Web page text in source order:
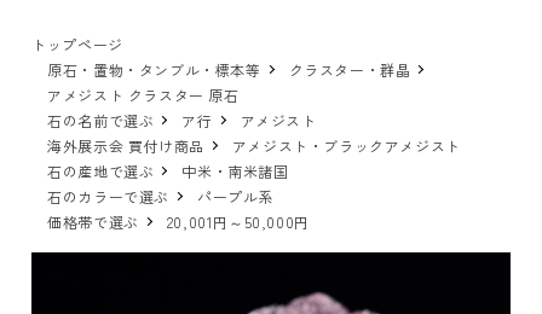
トップページ
原石・置物・タンブル・標本等
クラスター・群晶
アメジスト クラスター 原石
石の名前で選ぶ
ア行
アメジスト
海外展示会 買付け商品
アメジスト・ブラックアメジスト
石の産地で選ぶ
中米・南米諸国
石のカラーで選ぶ
パープル系
価格帯で選ぶ
20,001円～50,000円